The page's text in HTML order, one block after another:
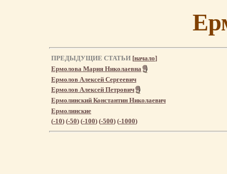
ПРЕДЫДУЩИЕ СТАТЬИ [начало]
Ермолова Мария Николаевна
Ермолов Алексей Сергеевич
Ермолов Алексей Петрович
Ермолинский Константин Николаевич
Ермолинские
(-10) (-50) (-100) (-500) (-1000)